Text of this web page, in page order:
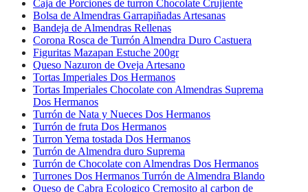
Caja de Porciones de turron Chocolate Crujiente
Bolsa de Almendras Garrapiñadas Artesanas
Bandeja de Almendras Rellenas
Corona Rosca de Turrón Almendra Duro Castuera
Figuritas Mazapan Estuche 200gr
Queso Nazuron de Oveja Artesano
Tortas Imperiales Dos Hermanos
Tortas Imperiales Chocolate con Almendras Suprema
Dos Hermanos
Turrón de Nata y Nueces Dos Hermanos
Turrón de fruta Dos Hermanos
Turron Yema tostada Dos Hermanos
Turrón de Almendra duro Suprema
Turrón de Chocolate con Almendras Dos Hermanos
Turrones Dos Hermanos Turrón de Almendra Blando
Queso de Cabra Ecologico Cremosito al carbon de